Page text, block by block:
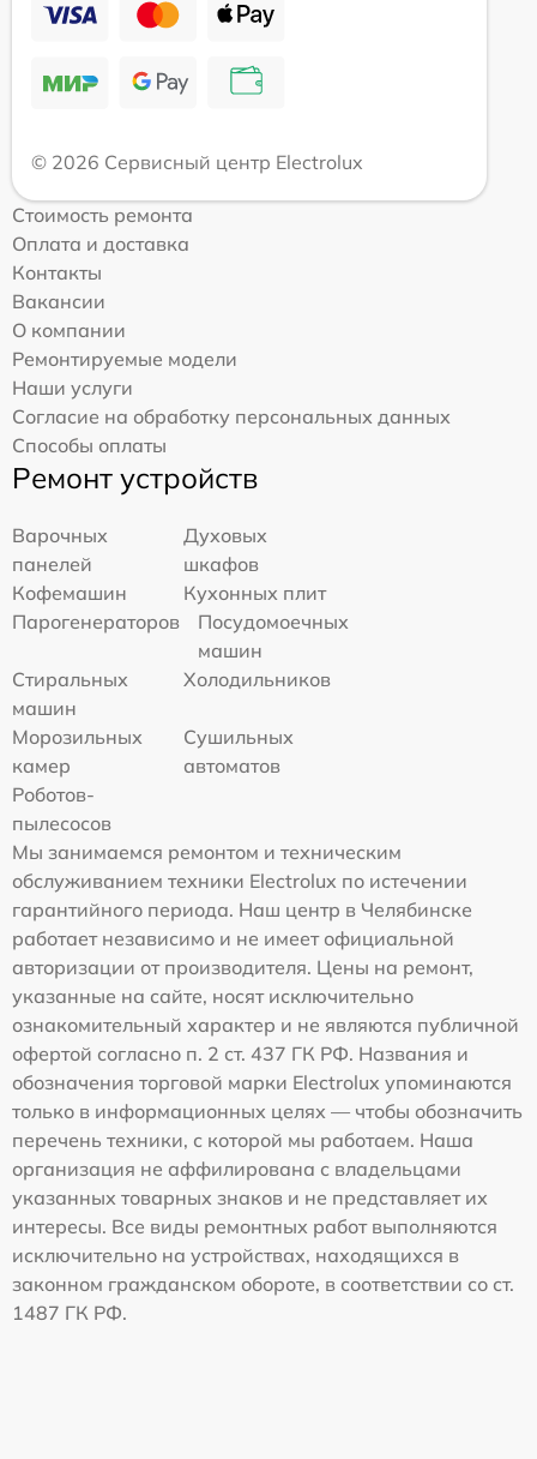
© 2026 Сервисный центр Electrolux
Стоимость ремонта
Оплата и доставка
Контакты
Вакансии
О компании
Ремонтируемые модели
Наши услуги
Согласие на обработку персональных данных
Способы оплаты
Ремонт устройств
Варочных
панелей
Духовых
шкафов
Кофемашин
Кухонных плит
Парогенераторов
Посудомоечных
машин
Стиральных
машин
Холодильников
Морозильных
камер
Сушильных
автоматов
Роботов-
пылесосов
Мы занимаемся ремонтом и техническим
обслуживанием техники Electrolux по истечении
гарантийного периода. Наш центр в Челябинске
работает независимо и не имеет официальной
авторизации от производителя. Цены на ремонт,
указанные на сайте, носят исключительно
ознакомительный характер и не являются публичной
офертой согласно п. 2 ст. 437 ГК РФ. Названия и
обозначения торговой марки Electrolux упоминаются
только в информационных целях — чтобы обозначить
перечень техники, с которой мы работаем. Наша
организация не аффилирована с владельцами
указанных товарных знаков и не представляет их
интересы. Все виды ремонтных работ выполняются
исключительно на устройствах, находящихся в
законном гражданском обороте, в соответствии со ст.
1487 ГК РФ.